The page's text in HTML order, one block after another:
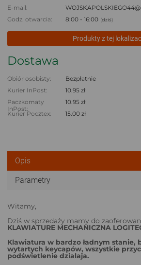
E-mail:
Godz. otwarcia:
8:00 - 16:00 (dziś)
Produkty z tej
Dostawa
Obiór osobisty:
Bezpłatnie
Kurier InPost:
10.95 zł
Paczkomaty
InPost:
10.95 zł
Kurier Pocztex:
15.00 zł
Opis
Parametry
Witamy,
Dziś w sprzedaży mamy do
KLAWIATURE MECHANICZNA
Klawiatura w bardzo ładnym stanie,
wytartych keycapów, wszystkie
podświetlenie dzialaja.